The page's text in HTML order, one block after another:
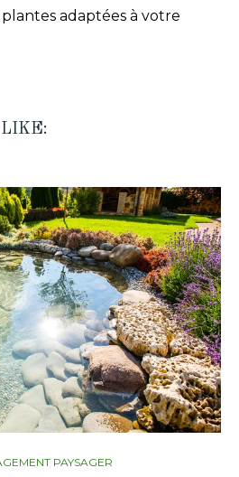
adaptées à votre
LIKE:
PAYSAGER